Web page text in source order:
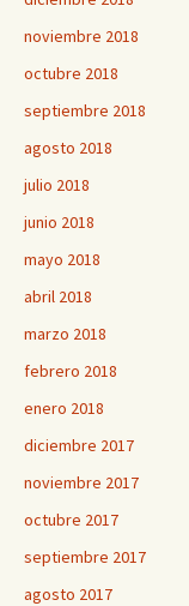
noviembre 2018
octubre 2018
septiembre 2018
agosto 2018
julio 2018
junio 2018
mayo 2018
abril 2018
marzo 2018
febrero 2018
enero 2018
diciembre 2017
noviembre 2017
octubre 2017
septiembre 2017
agosto 2017